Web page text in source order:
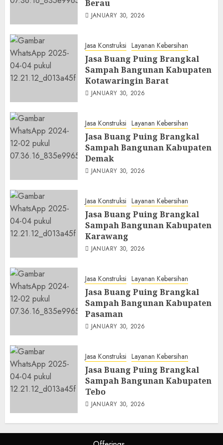
Berau
JANUARY 30, 2026
Jasa Konstruksi Layanan Kebersihan
Jasa Buang Puing Brangkal
Sampah Bangunan Kabupaten
Kotawaringin Barat
JANUARY 30, 2026
Jasa Konstruksi Layanan Kebersihan
Jasa Buang Puing Brangkal
Sampah Bangunan Kabupaten
Demak
JANUARY 30, 2026
Jasa Konstruksi Layanan Kebersihan
Jasa Buang Puing Brangkal
Sampah Bangunan Kabupaten
Karawang
JANUARY 30, 2026
Jasa Konstruksi Layanan Kebersihan
Jasa Buang Puing Brangkal
Sampah Bangunan Kabupaten
Pasaman
JANUARY 30, 2026
Jasa Konstruksi Layanan Kebersihan
Jasa Buang Puing Brangkal
Sampah Bangunan Kabupaten
Tebo
JANUARY 30, 2026